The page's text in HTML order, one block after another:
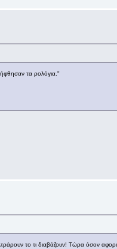
τα ρολόγια."
το τι διαβάζουν! Τώρα όσον